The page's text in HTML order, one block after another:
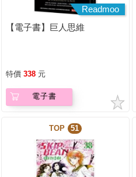
Readmoo
【電子書】巨人思維
特價 338 元
電子書
TOP 51